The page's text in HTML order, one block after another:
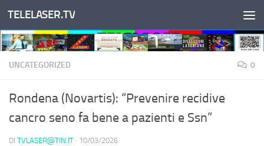
Salta al contenuto
TELELASER.TV
UNCATEGORIZED 0
Rondena (Novartis): “Prevenire recidive
cancro seno fa bene a pazienti e Ssn”
DI TVLASER@TIN.IT · 10/03/2026